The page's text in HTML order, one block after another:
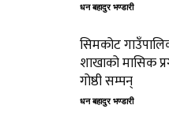
धन बहादुर भण्डारी
सिमकोट
शाखाको मासिक
गोष्ठी सम्पन्
धन बहादुर भण्डारी